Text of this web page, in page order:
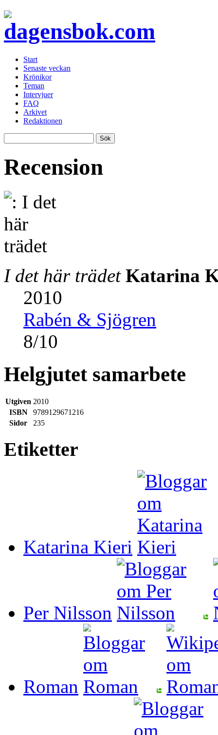
Start
Senaste veckan
Krönikor
Teman
Intervjuer
FAQ
Arkivet
Redaktionen
Recension
I det här trädet Katarina
2010
Rabén & Sjögren
8/10
Helgjutet samarbete
Utgiven 2010
ISBN
9789129671216
Sidor
235
Etiketter
Katarina Kieri
Per Nilsson
Roman